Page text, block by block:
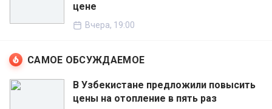
цене
Вчера, 19:00
САМОЕ ОБСУЖДАЕМОЕ
В Узбекистане предложили повысить
цены на отопление в пять раз